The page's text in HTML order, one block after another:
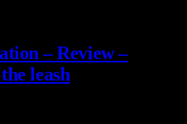
– Review –
leash